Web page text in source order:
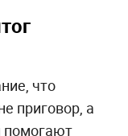
что
приговор, а
помогают